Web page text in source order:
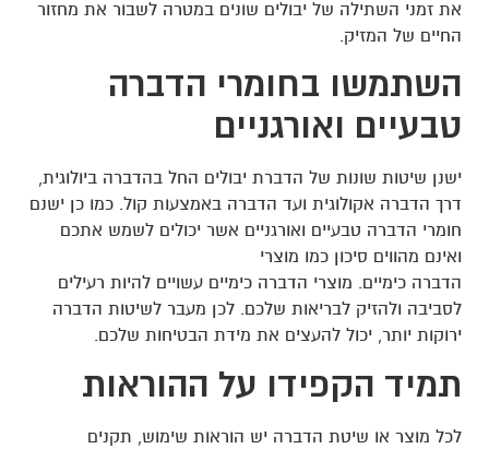
את זמני השתילה של יבולים שונים במטרה לשבור את מחזור
החיים של המזיק.
השתמשו בחומרי הדברה
טבעיים ואורגניים
ישנן שיטות שונות של הדברת יבולים החל בהדברה ביולוגית,
דרך הדברה אקולוגית ועד הדברה באמצעות קול. כמו כן ישנם
חומרי הדברה טבעיים ואורגניים אשר יכולים לשמש אתכם
ואינם מהווים סיכון כמו מוצרי
הדברה כימיים. מוצרי הדברה כימיים עשויים להיות רעילים
לסביבה ולהזיק לבריאות שלכם. לכן מעבר לשיטות הדברה
ירוקות יותר, יכול להעצים את מידת הבטיחות שלכם.
תמיד הקפידו על ההוראות
לכל מוצר או שיטת הדברה יש הוראות שימוש, תקנים